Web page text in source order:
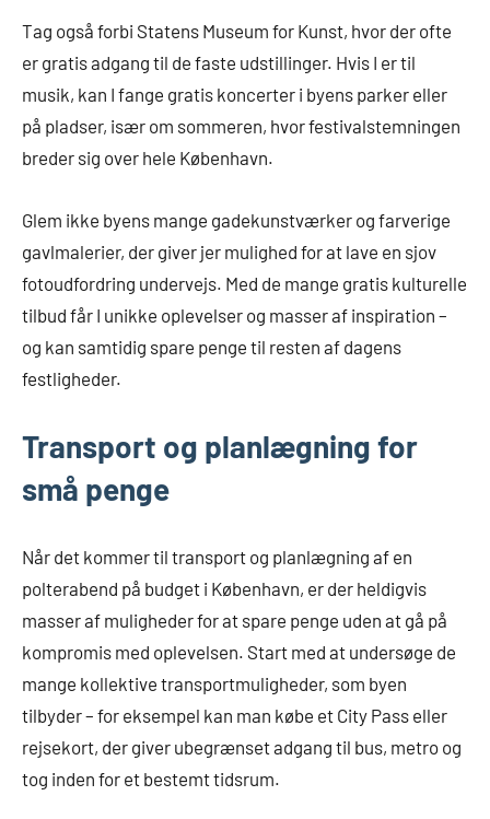
Tag også forbi Statens Museum for Kunst, hvor der ofte
er gratis adgang til de faste udstillinger. Hvis I er til
musik, kan I fange gratis koncerter i byens parker eller
på pladser, især om sommeren, hvor festivalstemningen
breder sig over hele København.
Glem ikke byens mange gadekunstværker og farverige
gavlmalerier, der giver jer mulighed for at lave en sjov
fotoudfordring undervejs. Med de mange gratis kulturelle
tilbud får I unikke oplevelser og masser af inspiration –
og kan samtidig spare penge til resten af dagens
festligheder.
Transport og planlægning for
små penge
Når det kommer til transport og planlægning af en
polterabend på budget i København, er der heldigvis
masser af muligheder for at spare penge uden at gå på
kompromis med oplevelsen. Start med at undersøge de
mange kollektive transportmuligheder, som byen
tilbyder – for eksempel kan man købe et City Pass eller
rejsekort, der giver ubegrænset adgang til bus, metro og
tog inden for et bestemt tidsrum.